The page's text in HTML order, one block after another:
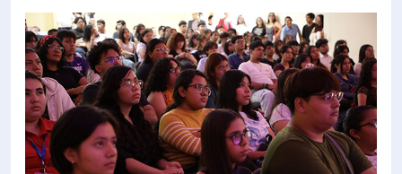
Calidad Académica
Políticas institucionales
Acreditaciones